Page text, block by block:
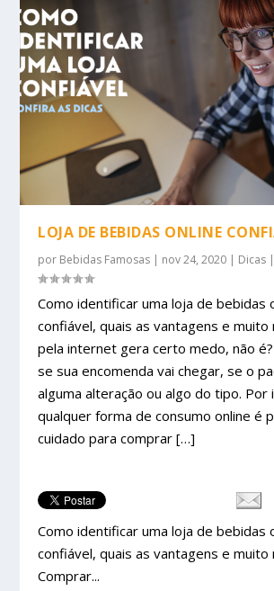
LOJA DE BEBIDAS ONLINE
por Bebidas Famosas | nov 24, 2020 | Dicas |
Como identificar uma loja de bebidas
confiável, quais as vantagens e muito
pela internet gera certo medo, não
se sua encomenda vai chegar, se o
alguma alteração ou algo do tipo. Por
qualquer forma de consumo online é
cuidado para comprar […]
Como identificar uma loja de bebidas
confiável, quais as vantagens e muito
Comprar...